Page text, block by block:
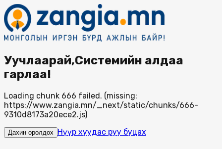
Уучлаарай,Системийн алдаа
гарлаа!
Loading chunk 666 failed. (missing:
https://www.zangia.mn/_next/static/chunks/666-
9310d8173a20ece2.js)
Дахин оролдох Нүүр хуудас руу буцах